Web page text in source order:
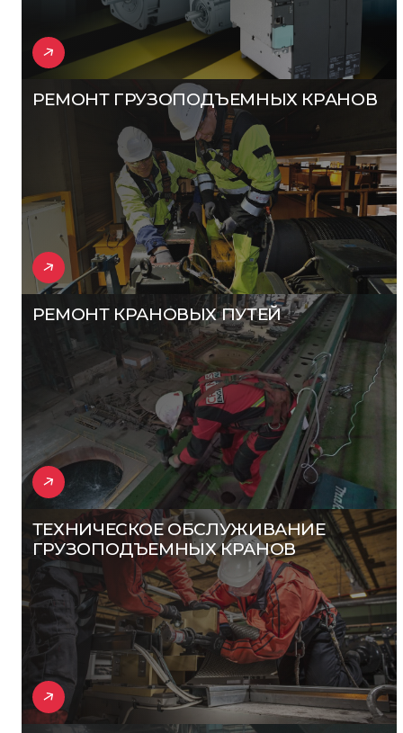
РЕМОНТ ГРУЗОПОДЪЕМНЫХ КРАНОВ
РЕМОНТ КРАНОВЫХ ПУТЕЙ
ТЕХНИЧЕСКОЕ ОБСЛУЖИВАНИЕ
ГРУЗОПОДЪЕМНЫХ КРАНОВ